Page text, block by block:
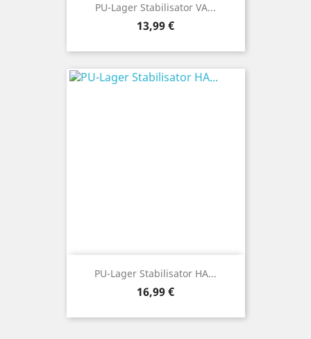
PU-Lager Stabilisator VA...
Preis
13,99 €
PU-Lager Stabilisator HA...
Preis
16,99 €